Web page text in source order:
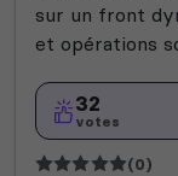
sur un front
et opérations
32
votes
(0)